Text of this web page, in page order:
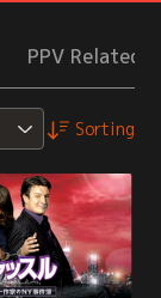
PPV Related
Sorting